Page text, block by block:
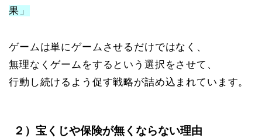
果」
ゲームは単にゲームさせるだけではなく、
無理なくゲームをするという選択をさせて、
行動し続けるよう促す戦略が詰め込まれています。
２）宝くじや保険が無くならない理由